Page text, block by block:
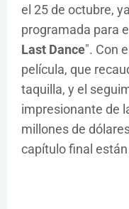
el 25 de octubre,
programada para
Last Dance". Con
película, que
taquilla, y el
impresionante de
millones de
capítulo final